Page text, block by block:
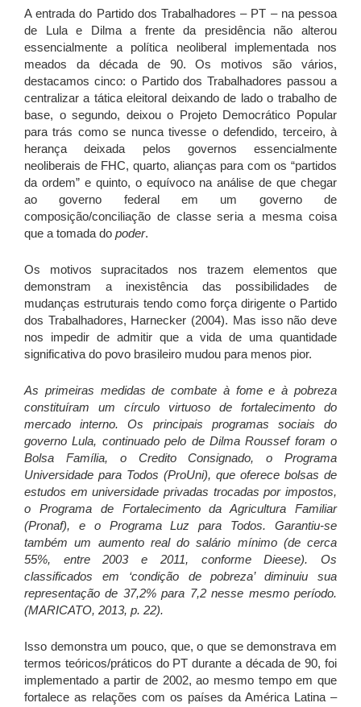
A entrada do Partido dos Trabalhadores – PT – na pessoa
de Lula e Dilma a frente da presidência não alterou
essencialmente a política neoliberal implementada nos
meados da década de 90. Os motivos são vários,
destacamos cinco: o Partido dos Trabalhadores passou a
centralizar a tática eleitoral deixando de lado o trabalho de
base, o segundo, deixou o Projeto Democrático Popular
para trás como se nunca tivesse o defendido, terceiro, à
herança deixada pelos governos essencialmente
neoliberais de FHC, quarto, alianças para com os “partidos
da ordem” e quinto, o equívoco na análise de que chegar
ao governo federal em um governo de
composição/conciliação de classe seria a mesma coisa
que a tomada do poder.
Os motivos supracitados nos trazem elementos que
demonstram a inexistência das possibilidades de
mudanças estruturais tendo como força dirigente o Partido
dos Trabalhadores, Harnecker (2004). Mas isso não deve
nos impedir de admitir que a vida de uma quantidade
significativa do povo brasileiro mudou para menos pior.
As primeiras medidas de combate à fome e à pobreza
constituíram um círculo virtuoso de fortalecimento do
mercado interno. Os principais programas sociais do
governo Lula, continuado pelo de Dilma Roussef foram o
Bolsa Família, o Credito Consignado, o Programa
Universidade para Todos (ProUni), que oferece bolsas de
estudos em universidade privadas trocadas por impostos,
o Programa de Fortalecimento da Agricultura Familiar
(Pronaf), e o Programa Luz para Todos. Garantiu-se
também um aumento real do salário mínimo (de cerca
55%, entre 2003 e 2011, conforme Dieese). Os
classificados em ‘condição de pobreza’ diminuiu sua
representação de 37,2% para 7,2 nesse mesmo período.
(MARICATO, 2013, p. 22).
Isso demonstra um pouco, que, o que se demonstrava em
termos teóricos/práticos do PT durante a década de 90, foi
implementado a partir de 2002, ao mesmo tempo em que
fortalece as relações com os países da América Latina –